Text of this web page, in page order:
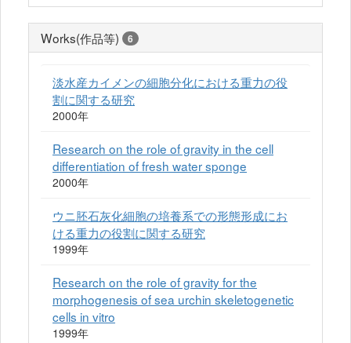
Works(作品等) 6
淡水産カイメンの細胞分化における重力の役
割に関する研究
2000年
Research on the role of gravity in the cell
differentiation of fresh water sponge
2000年
ウニ胚石灰化細胞の培養系での形態形成にお
ける重力の役割に関する研究
1999年
Research on the role of gravity for the
morphogenesis of sea urchin skeletogenetic
cells in vitro
1999年